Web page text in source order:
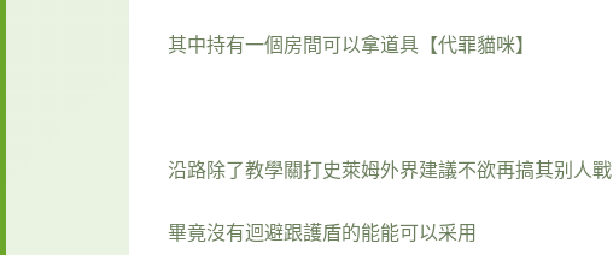
其中持有一個房間可以拿道具【代罪貓咪】
沿路除了教學關打史萊姆外界建議不欲再搞其别人
畢竟沒有迴避跟護盾的能能可以采用